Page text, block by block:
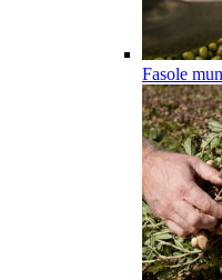
Fasole